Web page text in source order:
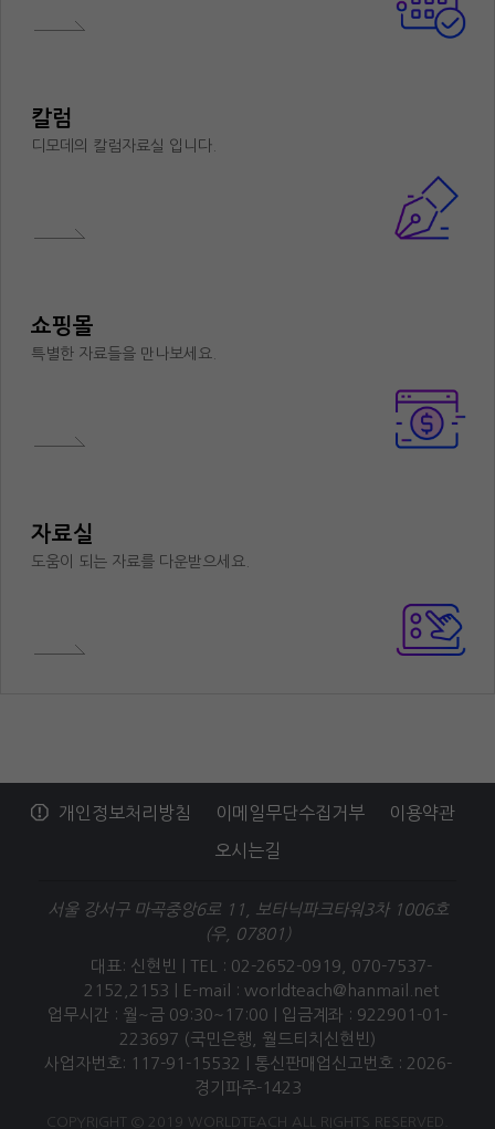
칼럼
디모데의 칼럼자료실 입니다.
쇼핑몰
특별한 자료들을 만나보세요.
자료실
도움이 되는 자료를 다운받으세요.
개인정보처리방침 이메일무단수집거부 이용약관
오시는길
서울 강서구 마곡중앙6로 11, 보타닉파크타워3차 1006호
(우, 07801)
대표: 신현빈 | TEL : 02-2652-0919, 070-7537-
2152,2153 |
E-mail : worldteach@hanmail.net
업무시간 : 월~금 09:30~17:00 | 입금계좌 : 922901-01-
223697 (국민은행, 월드티치신현빈)
사업자번호: 117-91-15532 | 통신판매업신고번호 : 2026-
경기파주-1423
COPYRIGHT © 2019 WORLDTEACH ALL RIGHTS RESERVED.